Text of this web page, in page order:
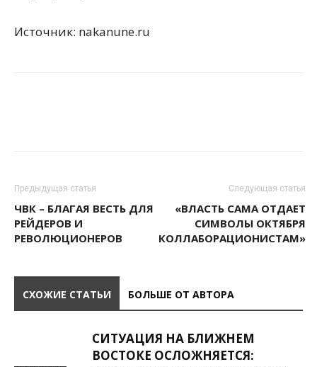
Источник: nakanune.ru
Предыдущая статья
ЧВК – БЛАГАЯ ВЕСТЬ ДЛЯ
РЕЙДЕРОВ И
РЕВОЛЮЦИОНЕРОВ
Следующая статья
«ВЛАСТЬ САМА ОТДАЕТ
СИМВОЛЫ ОКТЯБРЯ
КОЛЛАБОРАЦИОНИСТАМ»
СХОЖИЕ СТАТЬИ БОЛЬШЕ ОТ АВТОРА
СИТУАЦИЯ НА БЛИЖНЕМ
ВОСТОКЕ ОСЛОЖНЯЕТСЯ: